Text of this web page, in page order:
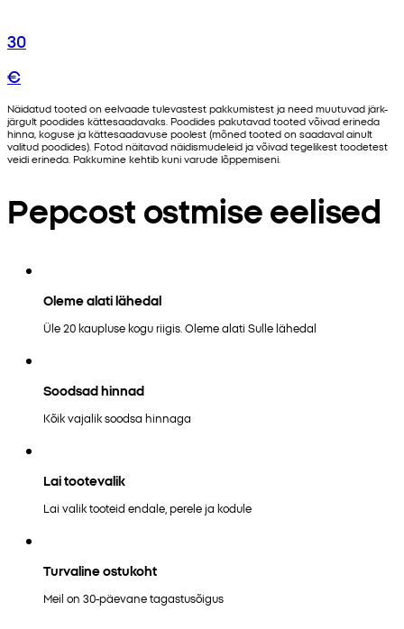
30
€
Näidatud tooted on eelvaade tulevastest pakkumistest ja need muutuvad järk-
järgult poodides kättesaadavaks. Poodides pakutavad tooted võivad erineda
hinna, koguse ja kättesaadavuse poolest (mõned tooted on saadaval ainult
valitud poodides). Fotod näitavad näidismudeleid ja võivad tegelikest toodetest
veidi erineda. Pakkumine kehtib kuni varude lõppemiseni.
Pepcost ostmise eelised
Oleme alati lähedal
Üle 20 kaupluse kogu riigis. Oleme alati Sulle lähedal
Soodsad hinnad
Kõik vajalik soodsa hinnaga
Lai tootevalik
Lai valik tooteid endale, perele ja kodule
Turvaline ostukoht
Meil on 30-päevane tagastusõigus